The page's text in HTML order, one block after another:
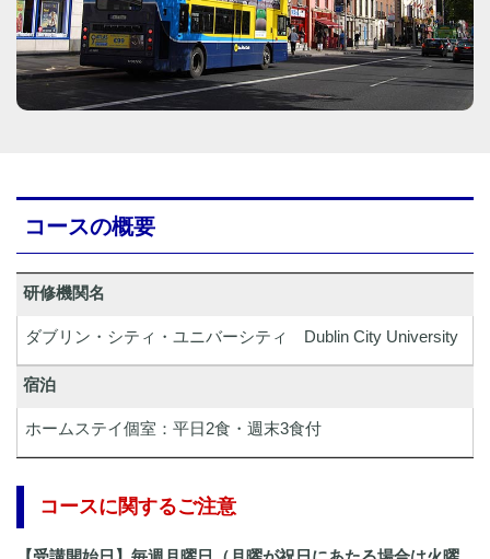
コースの概要
研修機関名
ダブリン・シティ・ユニバーシティ Dublin City University
宿泊
ホームステイ個室：平日2食・週末3食付
コースに関するご注意